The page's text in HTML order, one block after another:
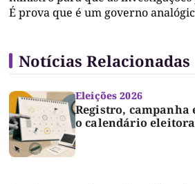
É prova que é um governo
Notícias Relacionadas
Eleições 2026
Registro, campanha
o calendário